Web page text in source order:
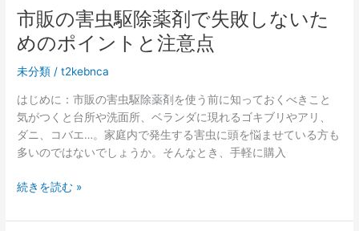
ム
タ
イ
の
消
臭
剤
で
内
体
市販の害虫駆除薬剤で失敗しないた
めのポイントと注意点
未分類 /t2kebnca
はじめに：市販の害虫駆除薬剤を使う前に知っておくべきこと
気がつくと台所や洗面所、ベランダに現れるゴキブリやアリ、
ダニ、コバエ…。家庭内で発生する害虫に頭を悩ませている方も
多いのではないでしょうか。そんなとき、手軽に購入
市
の
続きを読む »